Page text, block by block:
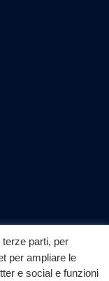
parti, per
per ampliare le
e social e funzioni